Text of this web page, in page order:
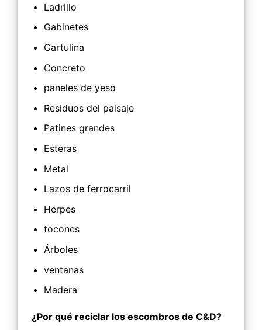
Ladrillo
Gabinetes
Cartulina
Concreto
paneles de yeso
Residuos del paisaje
Patines grandes
Esteras
Metal
Lazos de ferrocarril
Herpes
tocones
Árboles
ventanas
Madera
¿Por qué reciclar los escombros de C&D?